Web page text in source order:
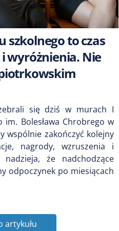
szkolnego to czas
wyróżnienia. Nie
się dziś w murach I
im. Bolesława Chrobrego w
wspólnie zakończyć kolejny
nagrody, wzruszenia i
że nadchodzące
odpoczynek po miesiącach
artykułu